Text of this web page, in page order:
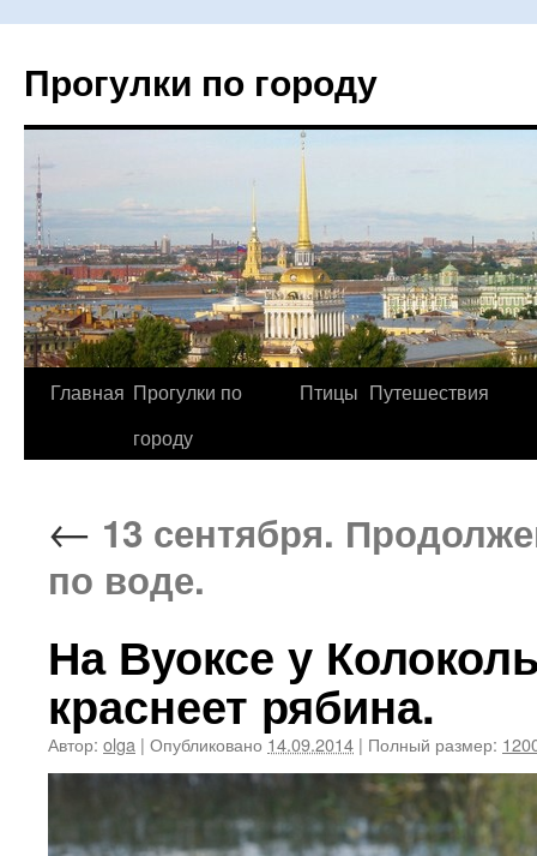
Прогулки по городу
Перейти
Главная Прогулки по
городу
Птицы Путешествия
← 13 сентября.
по воде.
На Вуоксе у
краснеет рябина.
Автор: olga | Опубликовано 14.09.2014 | Полный размер: